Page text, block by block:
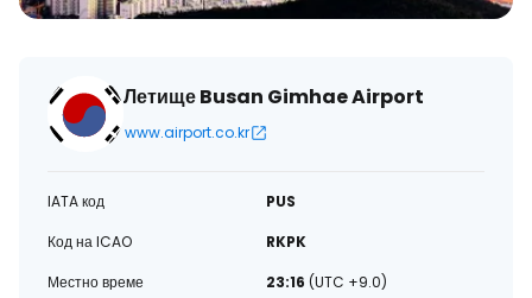
Летище Busan Gimhae Airport
www.airport.co.kr
IATA код
PUS
Код на ICAO
RKPK
Местно време
23:16 (UTC +9.0)